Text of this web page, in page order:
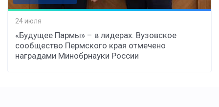
24 июля
«Будущее Пармы» – в лидерах. Вузовское
сообщество Пермского края отмечено
наградами Минобрнауки России